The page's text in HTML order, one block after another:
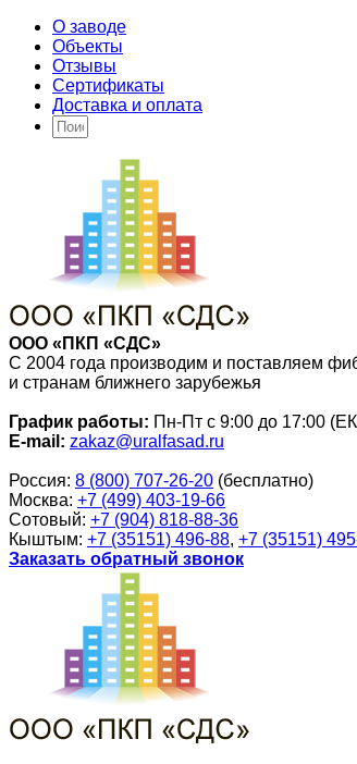
О заводе
Объекты
Отзывы
Сертификаты
Доставка и оплата
ООО «ПКП «СДС»
С 2004 года производим и поставляем
и странам ближнего зарубежья
График работы: Пн-Пт с 9:00 до 17:00
E-mail: zakaz@uralfasad.ru
Россия: 8 (800) 707-26-20 (бесплатно)
Москва: +7 (499) 403-19-66
Сотовый: +7 (904) 818-88-36
Кыштым: +7 (35151) 496-88, +7 (35151)
Заказать обратный звонок